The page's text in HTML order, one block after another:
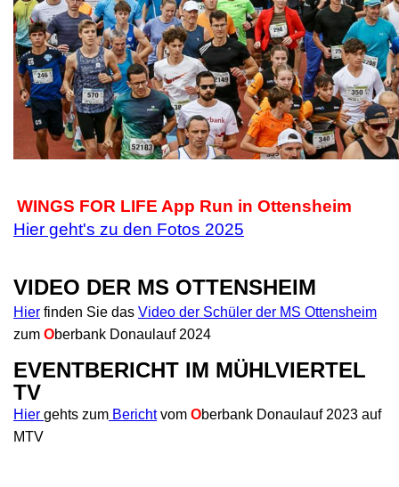
WINGS FOR LIFE App Run in Ottensheim
Hier geht's zu den Fotos 2025
VIDEO DER MS OTTENSHEIM
Hier finden Sie das Video der Schüler der MS Ottensheim
zum Oberbank Donaulauf 2024
EVENTBERICHT IM MÜHLVIERTEL
TV
Hier gehts zum Berichtvom Oberbank Donaulauf 2023 auf
MTV